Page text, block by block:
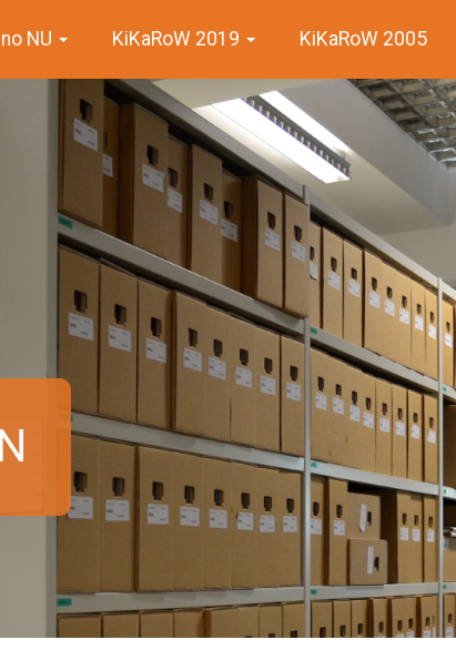
NU KiKaRoW 2019 KiKaRoW 2005